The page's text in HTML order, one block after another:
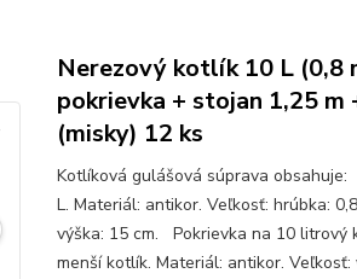
Nerezový kotlík 10 L (0,8
pokrievka + stojan 1,25
(misky) 12 ks
Kotlíková gulášová súprava
L. Materiál: antikor. Veľkosť: hrúbka:
výška: 15 cm. Pokrievka na 10 litrový
menší kotlík. Materiál: antikor. Veľkosť: